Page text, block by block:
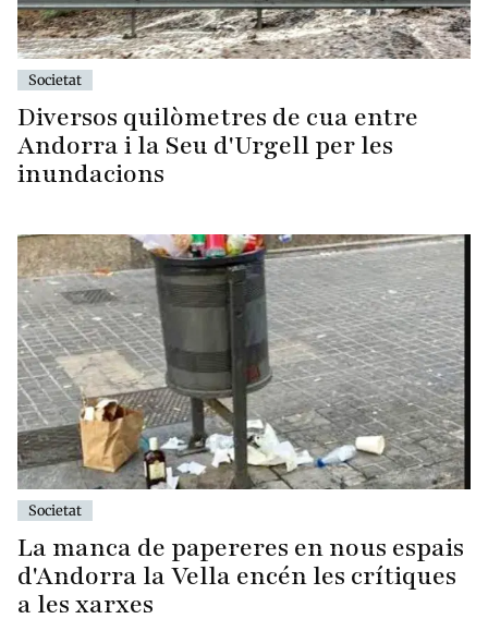
Societat
Diversos quilòmetres de cua entre
Andorra i la Seu d'Urgell per les
inundacions
Societat
La manca de papereres en nous espais
d'Andorra la Vella encén les crítiques
a les xarxes